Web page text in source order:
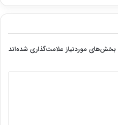
بخش‌های موردنیاز علامت‌گذاری شده‌اند